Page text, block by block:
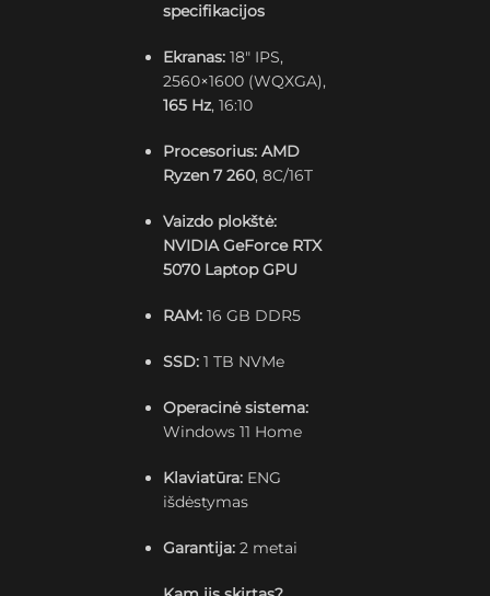
specifikacijos
Ekranas: 18″ IPS,
2560×1600 (WQXGA),
165 Hz, 16:10
Procesorius: AMD
Ryzen 7 260, 8C/16T
Vaizdo plokštė:
NVIDIA GeForce RTX
5070 Laptop GPU
RAM: 16 GB DDR5
SSD: 1 TB NVMe
Operacinė sistema:
Windows 11 Home
Klaviatūra: ENG
išdėstymas
Garantija: 2 metai